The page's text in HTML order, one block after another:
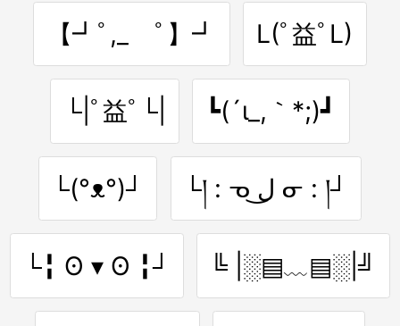
【┛ﾟ,_ゝﾟ】┛ L(ﾟ益ﾟL)
└|ﾟ益ﾟ└| ┗(´ι_,｀*;)┛
└(°ᴥ°)┘ └། : ᓀ ل͜ ᓂ : །┘
└╏ ʘ ▾ ʘ ╏┘ ╚ |░▤﹏▤░|╝